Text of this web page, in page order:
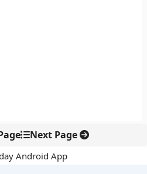
Next Page
Android App